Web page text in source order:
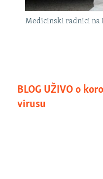
Medicinski radnici na
BLOG UŽIVO o
virusu